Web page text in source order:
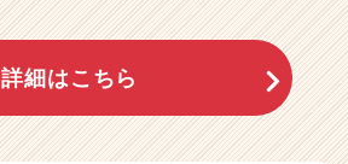
詳細はこちら